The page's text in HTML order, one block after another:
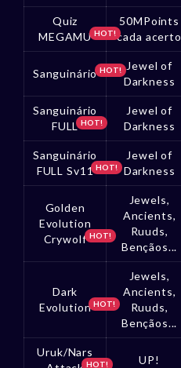
Quiz
MEGAMU HOT!
50MPoints
cada acerto
Sanguinário HOT!
Jewel of
Darkness
Sanguinário
FULL HOT!
Jewel of
Darkness
Sanguinário
FULL Sv11 HOT!
Jewel of
Darkness
Golden
Evolution
Crywolf HOT!
Jewels,
Ancients,
Ruuds,
Bençãos...
Dark
Evolution HOT!
Jewels,
Ancients,
Ruuds,
Bençãos...
Uruk/Nars
HOT! UP!